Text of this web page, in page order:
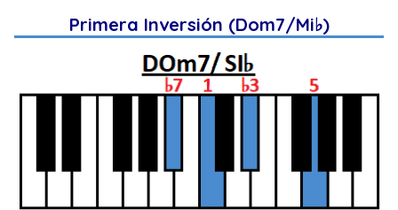
Primera Inversión (Dom7/Mi♭)